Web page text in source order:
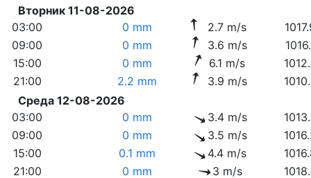
Вторник 11-08-2026
03:00
0 mm 2.7 m/s
09:00
0 mm 3.6 m/s
15:00
0 mm 6.1 m/s
21:00
2.2 mm 3.9 m/s
Среда 12-08-2026
03:00
0 mm 3.4 m/s
09:00
0 mm 3.5 m/s
15:00
0.1 mm 4.4 m/s
21:00
0 mm 3 m/s